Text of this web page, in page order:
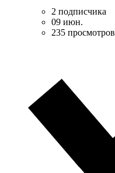
2 подписчика
09 июн.
235 просмотров